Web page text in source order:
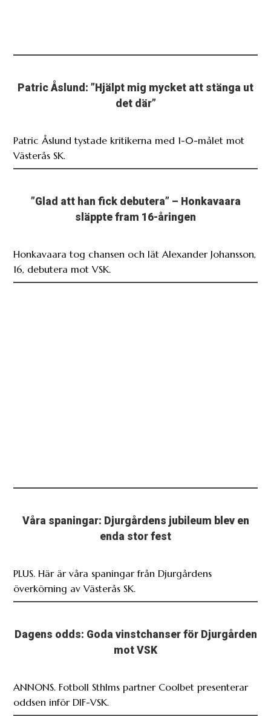
Patric Åslund: ”Hjälpt mig mycket att stänga ut
det där”
Patric Åslund tystade kritikerna med 1-0-målet mot
Västerås SK.
”Glad att han fick debutera” – Honkavaara
släppte fram 16-åringen
Honkavaara tog chansen och lät Alexander Johansson,
16, debutera mot VSK.
Våra spaningar: Djurgårdens jubileum blev en
enda stor fest
PLUS. Här är våra spaningar från Djurgårdens
överkörning av Västerås SK.
Dagens odds: Goda vinstchanser för Djurgården
mot VSK
ANNONS. Fotboll Sthlms partner Coolbet presenterar
oddsen inför DIF-VSK.